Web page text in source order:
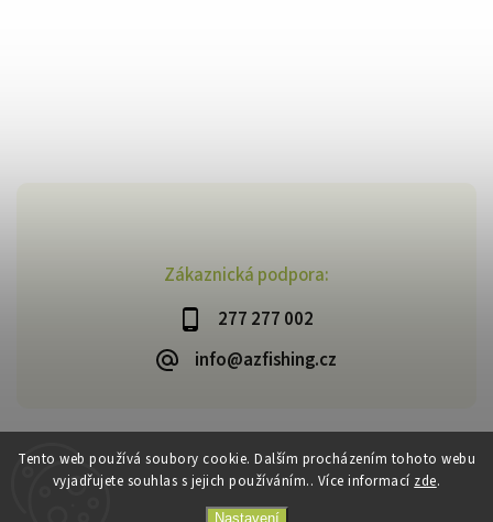
Tento web používá soubory cookie. Dalším procházením tohoto webu
vyjadřujete souhlas s jejich používáním.. Více informací zde.
Nastavení
Zákaznická podpora:
277 277 002
info@azfishing.cz
Copyright 2026AzFishing.cz. Všechna práva vyhrazena.
VytvořilShoptet| Design